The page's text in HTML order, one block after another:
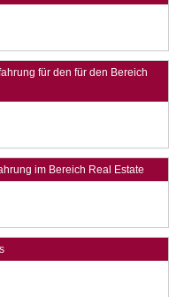
für den für den Bereich
im Bereich Real Estate